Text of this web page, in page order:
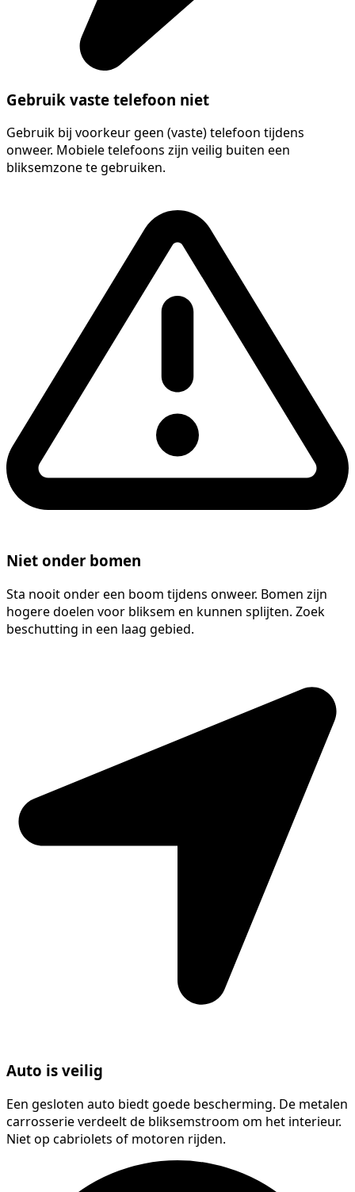
Gebruik vaste telefoon niet
Gebruik bij voorkeur geen (vaste) telefoon tijdens
onweer. Mobiele telefoons zijn veilig buiten een
bliksemzone te gebruiken.
Niet onder bomen
Sta nooit onder een boom tijdens onweer. Bomen zijn
hogere doelen voor bliksem en kunnen splijten. Zoek
beschutting in een laag gebied.
Auto is veilig
Een gesloten auto biedt goede bescherming. De metalen
carrosserie verdeelt de bliksemstroom om het interieur.
Niet op cabriolets of motoren rijden.